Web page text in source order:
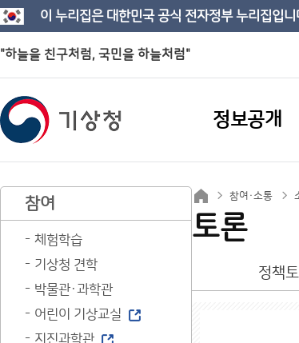
이 누리집은 대한민국 공식 전자정부 누리집입니
"하늘을 친구처럼, 국민을 하늘처럼"
정보공개
참여
체험학습
기상청 견학
박물관·과학관
어린이 기상교실
지진과학관
참여·소통
토론
정책